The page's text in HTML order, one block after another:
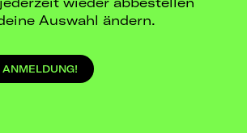
15:00
inkl. Gebühren
weitergeleitet.
Auswahl ändern.
ANMELDUNG!